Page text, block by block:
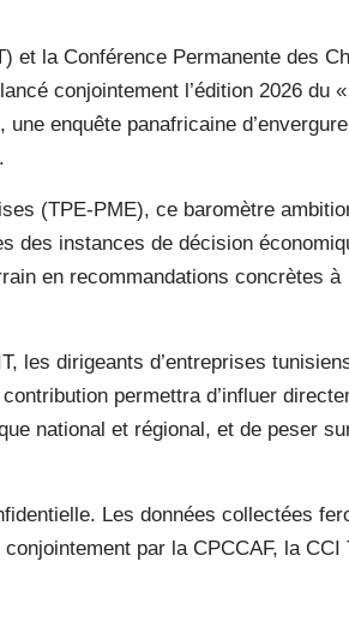
et la Conférence Permanente des
conjointement l’édition 2026 du «
enquête panafricaine d’envergure
(TPE-PME), ce baromètre
des instances de décision
en recommandations concrètes à
les dirigeants d’entreprises
permettra d’influer
national et régional, et de peser
Les données collectées
par la CPCCAF, la CCI